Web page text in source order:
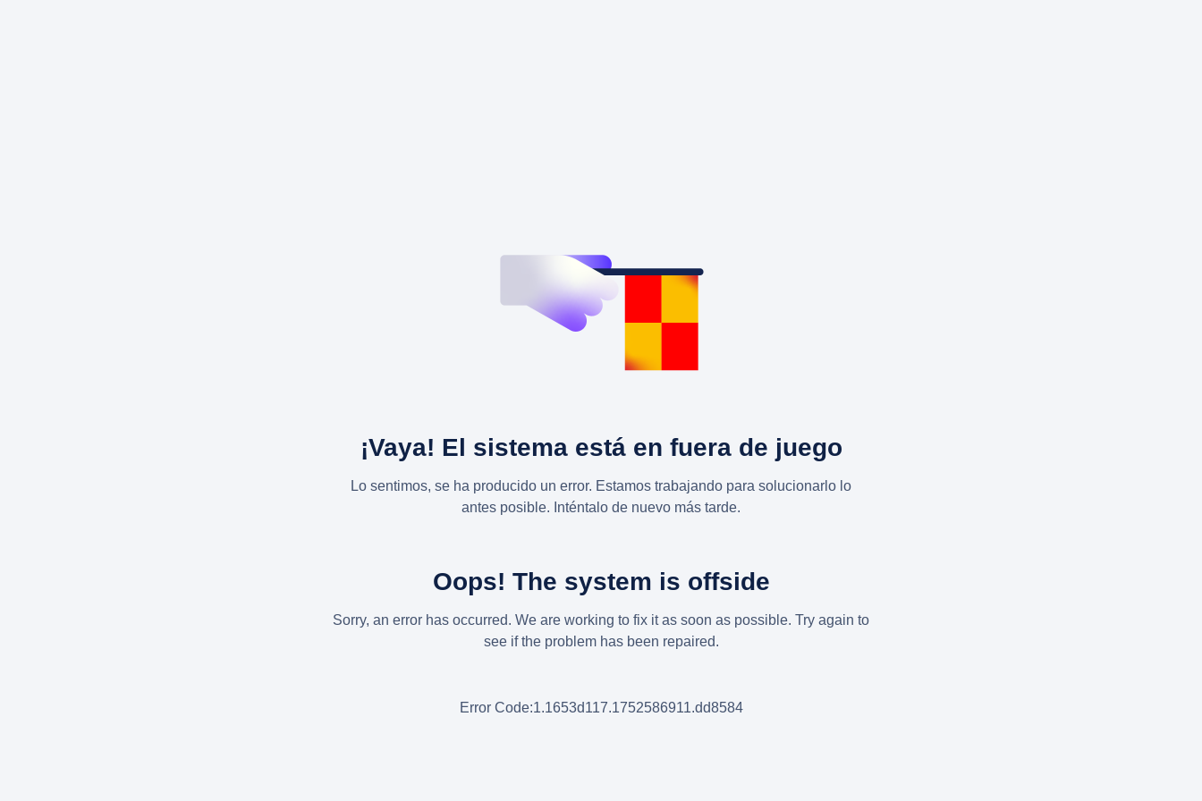
¡Vaya! El sistema está en fuera de juego
Lo sentimos, se ha producido un error. Estamos trabajando para solucionarlo lo
antes posible. Inténtalo de nuevo más tarde.
Oops! The system is offside
Sorry, an error has occurred. We are working to fix it as soon as possible. Try again to
see if the problem has been repaired.
Error Code:1.1653d117.1752586911.dd8584